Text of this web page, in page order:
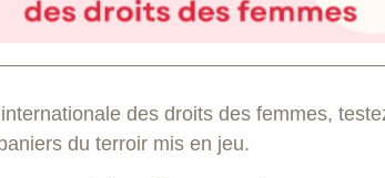
des droits des femmes,
du terroir mis en jeu.